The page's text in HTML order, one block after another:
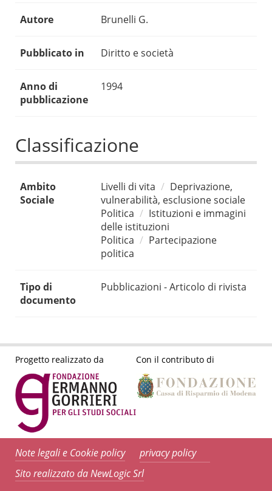
Autore Brunelli G.
Pubblicato in Diritto e società
Anno di
pubblicazione
1994
Classificazione
Ambito
Sociale
Livelli di vita
Deprivazione,
vulnerabilità, esclusione sociale
Politica
Istituzioni e immagini
delle istituzioni
Politica
Partecipazione
politica
Tipo di
documento
Pubblicazioni - Articolo di rivista
Progetto realizzato da Con il contributo di
Note legali e Cookie policy
privacy policy
Sito realizzato da NewLogic Srl